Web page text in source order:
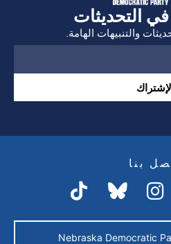
التحديثات
والتنبيهات الهامة.
بنا